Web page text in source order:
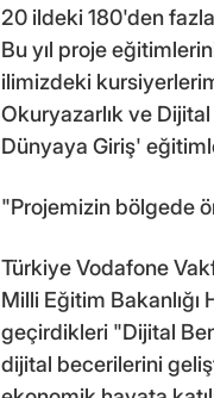
20 ildeki 180'den
Bu yıl proje
ilimizdeki
Okuryazarlık ve
Dünyaya Giriş'
"Projemizin bölgede
Türkiye Vodafone
Milli Eğitim
geçirdikleri "Dijital
dijital becerilerini